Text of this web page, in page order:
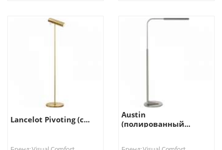
Lancelot Pivoting (с...
Austin
(полированный...